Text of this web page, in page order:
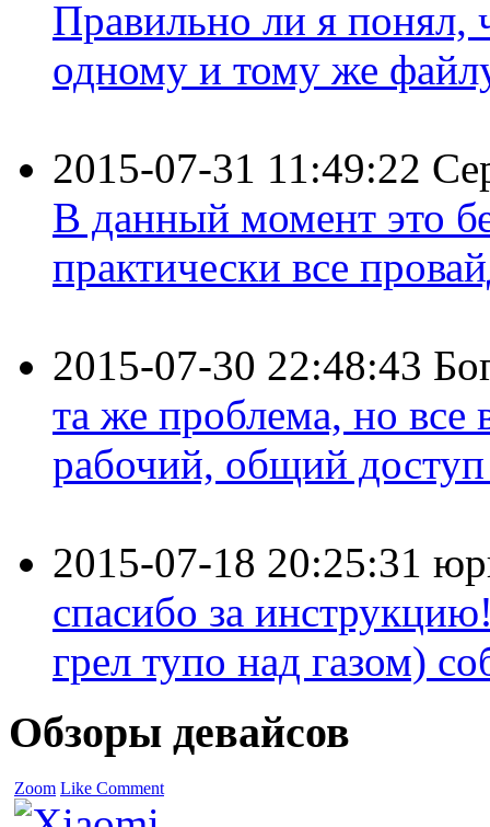
Правильно ли я понял,
одному и тому же
2015-07-31 11:49:22
В данный момент это
практически все
2015-07-30 22:48:43
та же проблема, но все
рабочий, общий доступ
2015-07-18 20:25:31
спасибо за
грел тупо над газом)
Обзоры девайсов
Zoom Like Comment